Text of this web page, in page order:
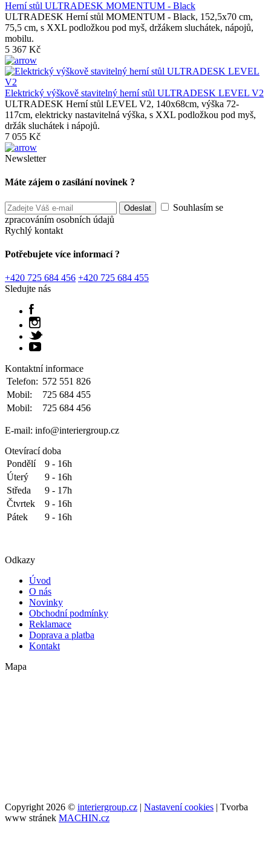
Herní stůl ULTRADESK MOMENTUM - Black
ULTRADESK Herní stůl MOMENTUM - Black, 152,5x70 cm,
75,5 cm, s XXL podložkou pod myš, držákem sluchátek, nápojů,
mobilu.
5 367 Kč
Elektrický výškově stavitelný herní stůl ULTRADESK LEVEL V2
ULTRADESK Herní stůl LEVEL V2, 140x68cm, výška 72-
117cm, elektricky nastavitelná výška, s XXL podložkou pod myš,
držák sluchátek i nápojů.
7 055 Kč
Newsletter
Máte zájem o zasílání novinek ?
Souhlasím se
zpracováním osobních údajů
Rychlý kontakt
Potřebujete více informací ?
+420 725 684 456 +420 725 684 455
Sledujte nás
Kontaktní informace
Telefon: 572 551 826
Mobil:
725 684 455
Mobil:
725 684 456
E-mail: info@interiergroup.cz
Otevírací doba
Pondělí
9 - 16h
Úterý
9 - 16h
Středa
9 - 17h
Čtvrtek
9 - 16h
Pátek
9 - 16h
Odkazy
Úvod
O nás
Novinky
Obchodní podmínky
Reklamace
Doprava a platba
Kontakt
Mapa
Copyright 2026 © interiergroup.cz | Nastavení cookies | Tvorba
www stránek MACHIN.cz